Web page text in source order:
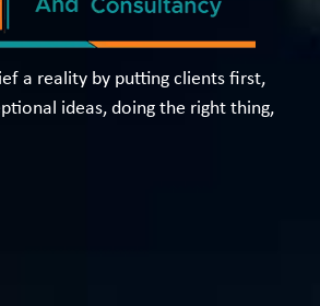
a reality by putting clients first,
ideas, doing the right thing,